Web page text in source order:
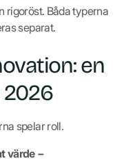
rigoröst. Båda typerna
separat.
en
spelar roll.
värde −